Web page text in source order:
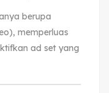
berupa
memperluas
ad set yang